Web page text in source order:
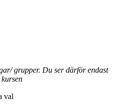
grupper. Du ser därför endast
val